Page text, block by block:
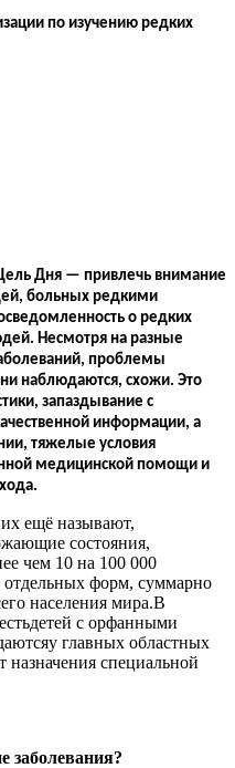
по изучению редких
Дня — привлечь внимание
больных редкими
о редких
Несмотря на разные
проблемы
наблюдаются, схожи. Это
запаздывание с
информации, а
тяжелые условия
медицинской помощи и
ещё называют,
состояния,
чем 10 на 100 000
отдельных форм, суммарно
населения мира.В
с орфанными
главных областных
назначения специальной
заболевания?